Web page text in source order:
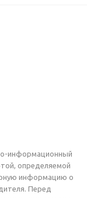
информационный
определяемой
информацию о
Перед